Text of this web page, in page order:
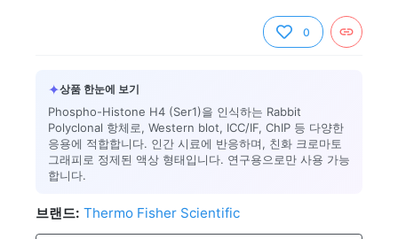
0
✦상품 한눈에 보기
Phospho-Histone H4 (Ser1)을 인식하는 Rabbit
Polyclonal 항체로, Western blot, ICC/IF, ChIP 등 다양한
응용에 적합합니다. 인간 시료에 반응하며, 친화 크로마토
그래피로 정제된 액상 형태입니다. 연구용으로만 사용 가능
합니다.
브랜드: Thermo Fisher Scientific